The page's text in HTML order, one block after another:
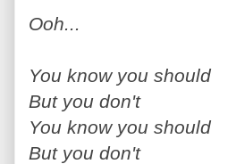
Ooh...
You know you should
But you don't
You know you should
But you don't